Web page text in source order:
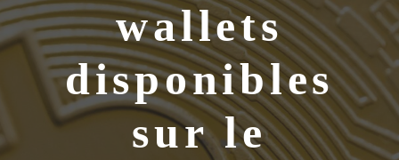
wallets
disponibles
sur le